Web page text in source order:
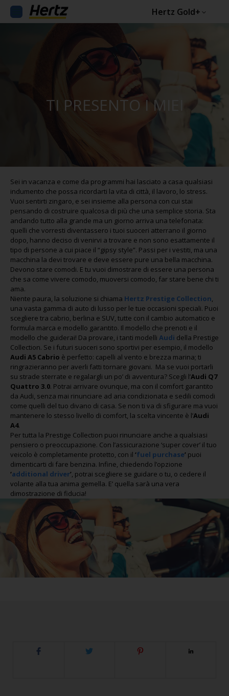
Hertz Gold+
TI PRESENTO I MIEI
Sei in vacanza e come da programmi hai lasciato a casa qualsiasi
indumento che possa ricordarti la vita di città, il lavoro, lo stress.
Vuoi sentirti zingaro, e sei insieme alla persona con cui stai
pensando di costruire qualcosa di più che una semplice storia. Sta
andando tutto alla grande ma un giorno arriva una telefonata:
quelli che vorresti diventassero i tuoi suoceri atterrano il giorno
dopo, hanno deciso di venirvi a trovare e non sono esattamente il
tipo di persone a cui piace il “gipsy style”. Passi per i vestiti, ma una
macchina la devi trovare e deve essere pure una bella macchina.
Devono stare comodi. E tu vuoi dimostrare di essere una persona
che sa come vivere comodo, muoversi comodo, far stare bene chi ti
ama.
Niente paura, la soluzione si chiama Hertz Prestige Collection,
una vasta gamma di auto di lusso per le tue occasioni speciali. Puoi
scegliere tra cabrio, berlina e SUV, tutte con il cambio automatico e
formula marca e modello garantito. Il modello che prenoti e il
modello che guiderai! Da provare, i tanti modelli Audi della Prestige
Collection. Se i futuri suoceri sono sportivi per esempio, il modello
Audi A5 Cabrio è perfetto: capelli al vento e brezza marina; ti
ringrazieranno per averli fatti tornare giovani. Ma se vuoi portarli
su strade sterrate e regalargli un po’ di avventura? Scegli l’Audi Q7
Quattro 3.0. Potrai arrivare ovunque, ma con il comfort garantito
da Audi, senza mai rinunciare ad aria condizionata e sedili comodi
come quelli del tuo divano di casa. Se non ti va di sfigurare ma vuoi
mantenere lo stesso livello di comfort, la scelta vincente è l’Audi
A4.
Per tutta la Prestige Collection puoi rinunciare anche a qualsiasi
pensiero o preoccupazione. Con l’assicurazione ‘super cover’ il tuo
veicolo è completamente protetto, con il ‘fuel purchase’ puoi
dimenticarti di fare benzina. Infine, chiedendo l’opzione
‘additional driver’, potrai scegliere se guidare o tu, o cedere il
volante alla tua anima gemella. E’ quella sarà una vera
dimostrazione di fiducia!